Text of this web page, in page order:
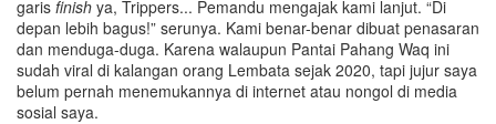
garis finish ya, Trippers... Pemandu mengajak kami lanjut. “Di
depan lebih bagus!” serunya. Kami benar-benar dibuat penasaran
dan menduga-duga. Karena walaupun Pantai Pahang Waq ini
sudah viral di kalangan orang Lembata sejak 2020, tapi jujur saya
belum pernah menemukannya di internet atau nongol di media
sosial saya.